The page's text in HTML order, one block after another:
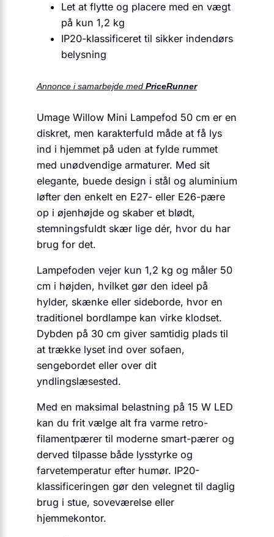
Let at flytte og placere med en vægt
på kun 1,2 kg
IP20-klassificeret til sikker indendørs
belysning
Annonce i samarbejde med PriceRunner
Umage Willow Mini Lampefod 50 cm er en
diskret, men karakterfuld måde at få lys
ind i hjemmet på uden at fylde rummet
med unødvendige armaturer. Med sit
elegante, buede design i stål og aluminium
løfter den enkelt en E27- eller E26-pære
op i øjenhøjde og skaber et blødt,
stemningsfuldt skær lige dér, hvor du har
brug for det.
Lampefoden vejer kun 1,2 kg og måler 50
cm i højden, hvilket gør den ideel på
hylder, skænke eller sideborde, hvor en
traditionel bordlampe kan virke klodset.
Dybden på 30 cm giver samtidig plads til
at trække lyset ind over sofaen,
sengebordet eller over dit
yndlingslæsested.
Med en maksimal belastning på 15 W LED
kan du frit vælge alt fra varme retro-
filamentpærer til moderne smart-pærer og
derved tilpasse både lysstyrke og
farvetemperatur efter humør. IP20-
klassificeringen gør den velegnet til daglig
brug i stue, soveværelse eller
hjemmekontor.